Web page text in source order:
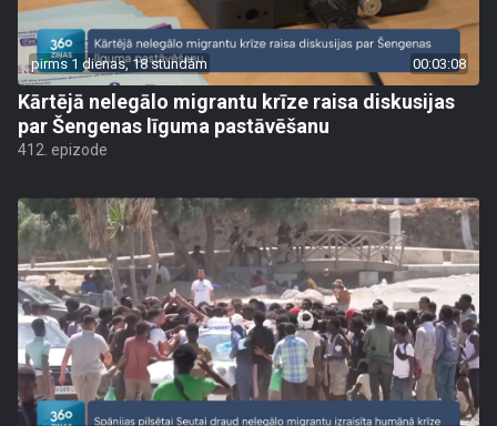
pirms 1 dienas, 18 stundām 00:03:08
Kārtējā nelegālo migrantu krīze raisa diskusijas
par Šengenas līguma pastāvēšanu
412. epizode